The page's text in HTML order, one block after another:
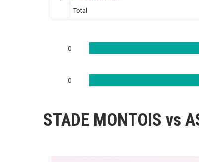
Total
0
0
STADE MONTOIS vs